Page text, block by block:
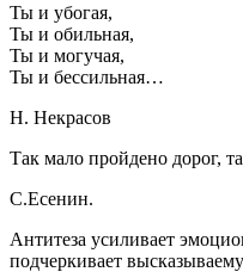
Ты и убогая,
Ты и обильная,
Ты и могучая,
Ты и бессильная…
Н. Некрасов
Так мало пройдено дорог,
С.Есенин.
Антитеза усиливает
подчеркивает